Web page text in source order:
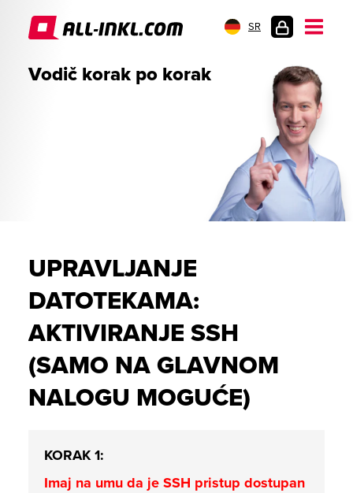
SR
Vodič korak po korak
UPRAVLJANJE
DATOTEKAMA:
AKTIVIRANJE SSH
(SAMO NA GLAVNOM
NALOGU MOGUĆE)
KORAK 1:
Imaj na umu da je SSH pristup dostupan